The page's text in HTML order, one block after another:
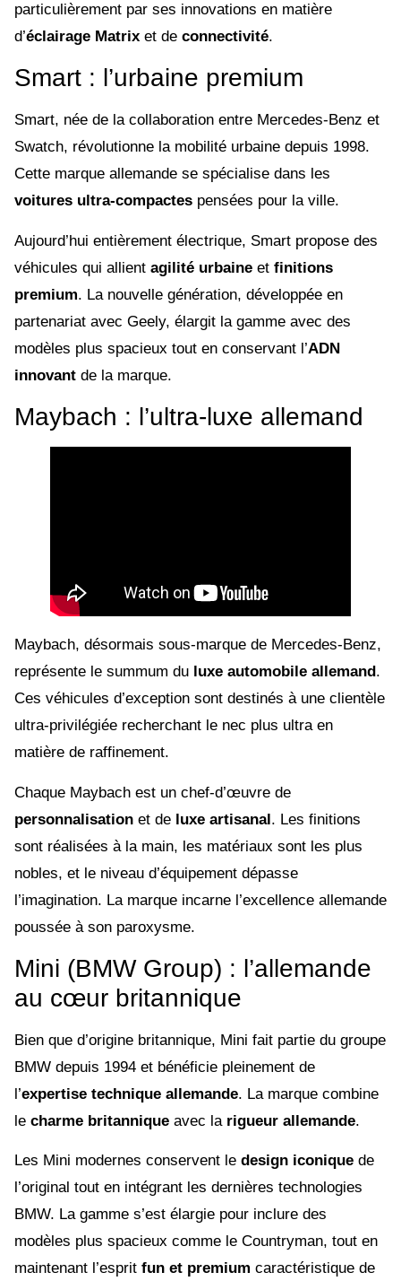
particulièrement par ses innovations en matière
d’éclairage Matrix et de connectivité.
Smart : l’urbaine premium
Smart, née de la collaboration entre Mercedes-Benz et
Swatch, révolutionne la mobilité urbaine depuis 1998.
Cette marque allemande se spécialise dans les
voitures ultra-compactes pensées pour la ville.
Aujourd’hui entièrement électrique, Smart propose des
véhicules qui allient agilité urbaine et finitions
premium. La nouvelle génération, développée en
partenariat avec Geely, élargit la gamme avec des
modèles plus spacieux tout en conservant l’ADN
innovant de la marque.
Maybach : l’ultra-luxe allemand
Maybach, désormais sous-marque de Mercedes-Benz,
représente le summum du luxe automobile allemand .
Ces véhicules d’exception sont destinés à une clientèle
ultra-privilégiée recherchant le nec plus ultra en
matière de raffinement.
Chaque Maybach est un chef-d’œuvre de
personnalisation et de luxe artisanal. Les finitions
sont réalisées à la main, les matériaux sont les plus
nobles, et le niveau d’équipement dépasse
l’imagination. La marque incarne l’excellence allemande
poussée à son paroxysme.
Mini (BMW Group) : l’allemande
au cœur britannique
Bien que d’origine britannique, Mini fait partie du groupe
BMW depuis 1994 et bénéficie pleinement de
l’expertise technique allemande. La marque combine
le charme britannique avec la rigueur allemande.
Les Mini modernes conservent le design iconique de
l’original tout en intégrant les dernières technologies
BMW. La gamme s’est élargie pour inclure des
modèles plus spacieux comme le Countryman, tout en
maintenant l’esprit fun et premium caractéristique de